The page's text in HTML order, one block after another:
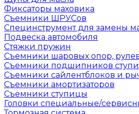
Фиксаторы маховика
Съемники ШРУСов
Специнструмент для замены
Подвеска автомобиля
Стяжки пружин
Съемники шаровых опор,
Съемники подшипников
Съемники сайлентблоков и
Съемники амортизаторов
Съемники ступицы
Головки специальные/